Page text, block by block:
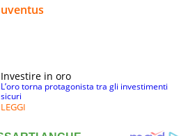
Investire in oro
L’oro torna protagonista tra gli investimenti
sicuri
LEGGI